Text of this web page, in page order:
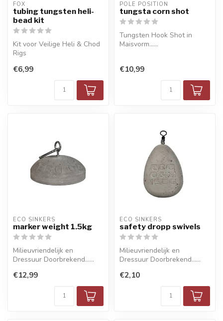
FOX
tubing tungsten heli-
bead kit
Kit voor Veilige Heli & Chod
Rigs
€6,99
POLE POSITION
tungsta corn shot
Tungsten Hook Shot in
Maisvorm......
€10,99
ECO SINKERS
marker weight 1.5kg
Milieuvriendelijk en
Dressuur Doorbrekend......
€12,99
ECO SINKERS
safety dropp swivels
Milieuvriendelijk en
Dressuur Doorbrekend......
€2,10